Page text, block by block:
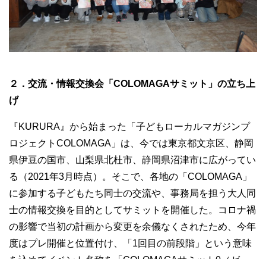
２．交流・情報交換会「COLOMAGAサミット」の立ち上
げ
『KURURA』から始まった「子どもローカルマガジンプ
ロジェクトCOLOMAGA」は、今では東京都文京区、静岡
県伊豆の国市、山梨県北杜市、静岡県沼津市に広がってい
る（2021年3月時点）。そこで、各地の「COLOMAGA」
に参加する子どもたち同士の交流や、事務局を担う大人同
士の情報交換を目的としてサミットを開催した。コロナ禍
の影響で当初の計画から変更を余儀なくされたため、今年
度はプレ開催と位置付け、「1回目の前段階」という意味